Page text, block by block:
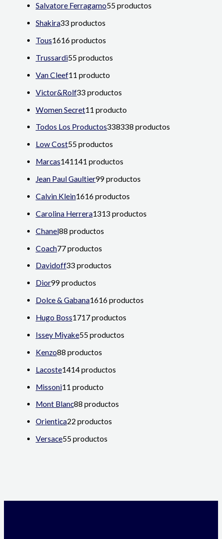
Salvatore Ferragamo55 productos
Shakira33 productos
Tous1616 productos
Trussardi55 productos
Van Cleef11 producto
Victor&Rolf33 productos
Women Secret11 producto
Todos Los Productos338338 productos
Low Cost55 productos
Marcas141141 productos
Jean Paul Gaultier99 productos
Calvin Klein1616 productos
Carolina Herrera1313 productos
Chanel88 productos
Coach77 productos
Davidoff33 productos
Dior99 productos
Dolce & Gabana1616 productos
Hugo Boss1717 productos
Issey Miyake55 productos
Kenzo88 productos
Lacoste1414 productos
Missoni11 producto
Mont Blanc88 productos
Orientica22 productos
Versace55 productos